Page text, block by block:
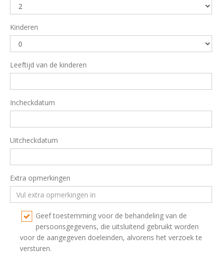
Kinderen
Leeftijd van de kinderen
Incheckdatum
Uitcheckdatum
Extra opmerkingen
Geef toestemming voor de behandeling van de
persoonsgegevens, die uitsluitend gebruikt worden
voor de aangegeven doeleinden, alvorens het verzoek te
versturen.